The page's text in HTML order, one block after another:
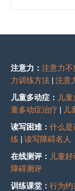
注意力：注意力不
力训练方法 |注意
儿童多动症： 儿
童多动症治疗
儿
读写困难：什么是
练 |读写障碍名人
在线测评： 儿童
障碍测评
训练课堂：行为约